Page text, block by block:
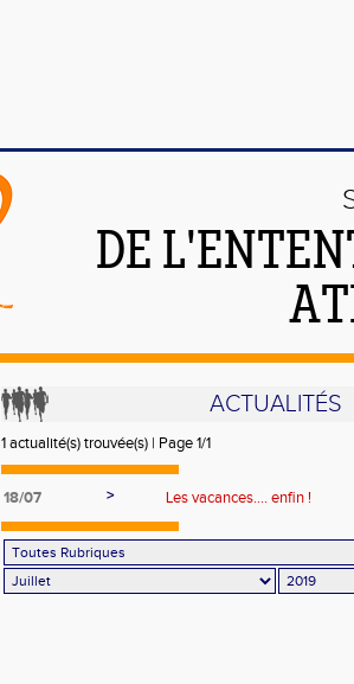
DE
ACTUALITÉS
1 actualité(s) trouvée(s) | Page 1/1
18/07 > Les vacances.... enfin !